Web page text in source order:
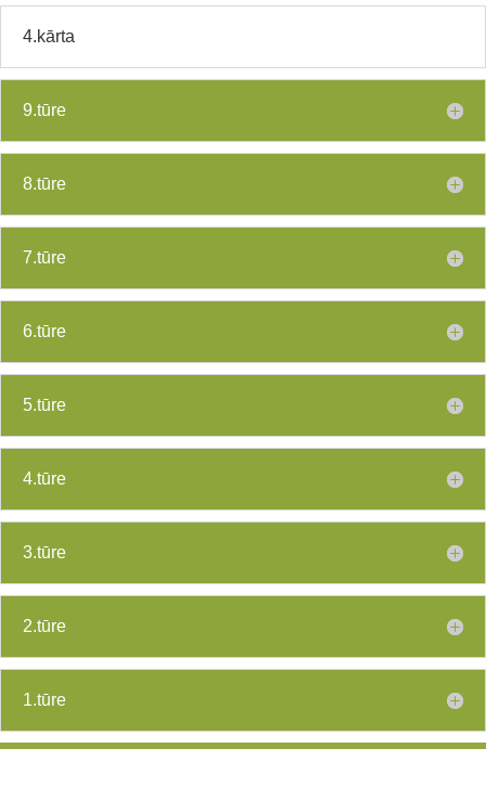
4.kārta
9.tūre
8.tūre
7.tūre
6.tūre
5.tūre
4.tūre
3.tūre
2.tūre
1.tūre